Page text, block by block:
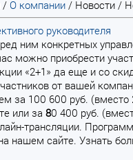
/ О компании / Новости /
руководителя
ним конкретных
можно приобрести
«2+1» да еще и со
от вашей
за 100 600 руб. (вместо
или за 80 400 руб.
трансляции.
нашем сайте. Узнать